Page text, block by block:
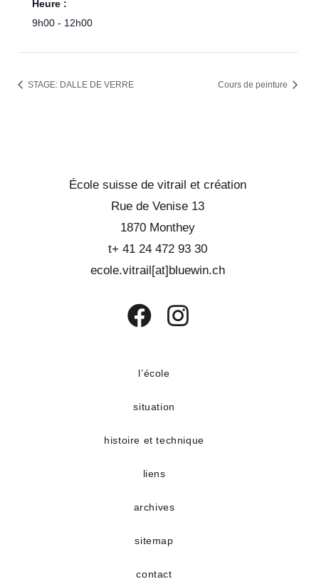
Heure :
9h00 - 12h00
STAGE: DALLE DE VERRE Cours de peinture
École suisse de vitrail et création
Rue de Venise 13
1870 Monthey
t+ 41 24 472 93 30
ecole.vitrail[at]bluewin.ch
un
onglet
l’école
situation
histoire et technique
liens
archives
sitemap
contact